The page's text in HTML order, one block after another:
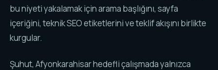
bu niyeti yakalamak için arama başlığını, sayfa
içeriğini, teknik SEO etiketlerini ve teklif akışını birlikte
kurgular.
Şuhut, Afyonkarahisar hedefli çalışmada yalnızca